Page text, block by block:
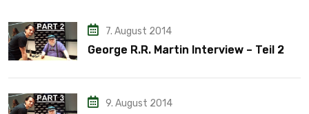
7. August 2014
George R.R. Martin Interview – Teil 2
9. August 2014